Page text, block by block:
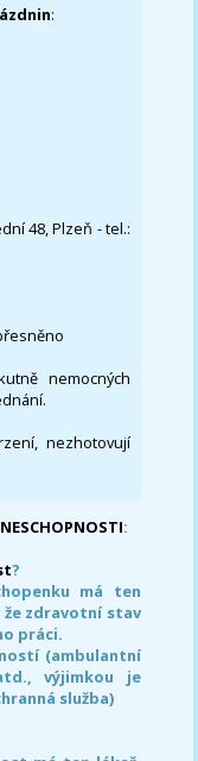
:
48, Plzeň - tel.:
nemocných
nezhotovují
:
?
má ten
zdravotní stav
práci.
(ambulantní
výjimkou je
služba)